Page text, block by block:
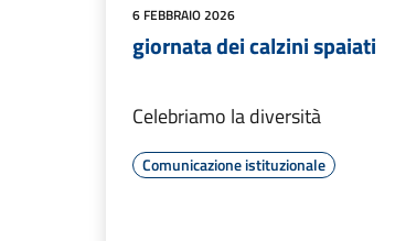
6 FEBBRAIO 2026
giornata dei calzini spaiati
Celebriamo la diversità
Comunicazione istituzionale